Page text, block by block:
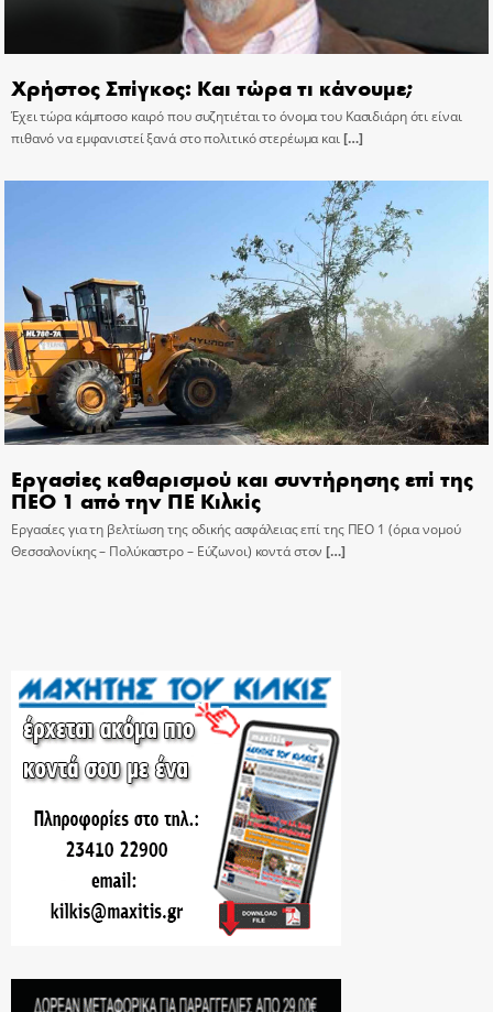
Χρήστος Σπίγκος: Και τώρα τι κάνουμε;
Έχει τώρα κάμποσο καιρό που συζητιέται το όνομα του Κασιδιάρη ότι είναι
πιθανό να εμφανιστεί ξανά στο πολιτικό στερέωμα και[…]
Εργασίες καθαρισμού και συντήρησης επί της
ΠΕΟ 1 από την ΠΕ Κιλκίς
Εργασίες για τη βελτίωση της οδικής ασφάλειας επί της ΠΕΟ 1 (όρια νομού
Θεσσαλονίκης – Πολύκαστρο – Εύζωνοι) κοντά στον […]